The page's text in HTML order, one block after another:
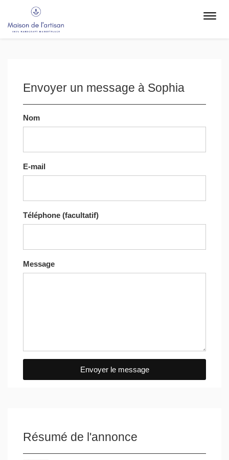
Envoyer un message à Sophia
Nom
E-mail
Téléphone (facultatif)
Message
Envoyer le message
Résumé de l'annonce